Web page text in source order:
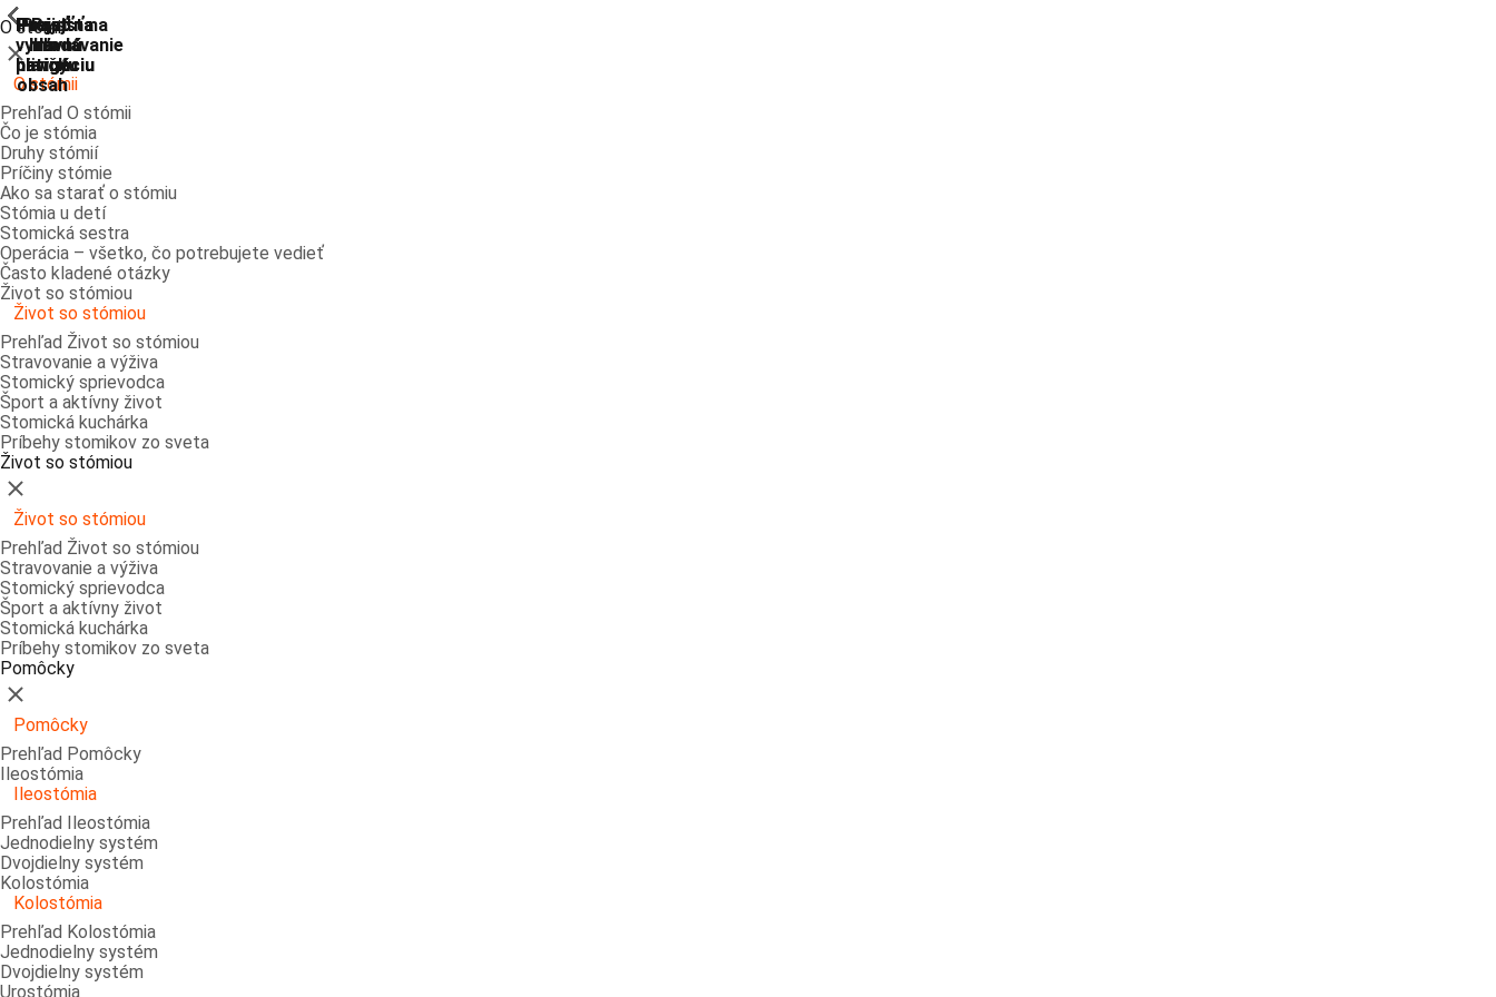
Prejsť na
vyhľadávanie
Prejsť na
hlavnú
navigáciu
Prejsť na
hlavnú
navigáciu
Prejsť
na
hlavný
obsah
Prejsť
na
pätičku
O stómii
ShowPrevious
Zatvoriť
O stómii
Prehľad O stómii
Čo je stómia
Druhy stómií
Príčiny stómie
Ako sa starať o stómiu
Stómia u detí
Stomická sestra
Operácia – všetko, čo potrebujete vedieť
Často kladené otázky
Život so stómiou
ShowPrevious
Život so stómiou
Prehľad Život so stómiou
Stravovanie a výživa
Stomický sprievodca
Šport a aktívny život
Stomická kuchárka
Príbehy stomikov zo sveta
Život so stómiou
ShowPrevious
Zatvoriť
Život so stómiou
Prehľad Život so stómiou
Stravovanie a výživa
Stomický sprievodca
Šport a aktívny život
Stomická kuchárka
Príbehy stomikov zo sveta
Pomôcky
ShowPrevious
Zatvoriť
Pomôcky
Prehľad Pomôcky
Ileostómia
ShowPrevious
Ileostómia
Prehľad Ileostómia
Jednodielny systém
Dvojdielny systém
Kolostómia
ShowPrevious
Kolostómia
Prehľad Kolostómia
Jednodielny systém
Dvojdielny systém
Urostómia
ShowPrevious
ShowPrevious